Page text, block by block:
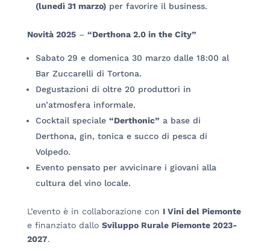
(lunedì 31 marzo)per favorire il business.
Novità 2025– “Derthona 2.0 in the City”
Sabato 29 e domenica 30 marzo dalle 18:00 al
Bar Zuccarelli di Tortona.
Degustazioni di oltre 20 produttori in
un’atmosfera informale.
Cocktail speciale “Derthonic” a base di
Derthona, gin, tonica e succo di pesca di
Volpedo.
Evento pensato per avvicinare i giovani alla
cultura del vino locale.
L’evento è in collaborazione con I Vini del Piemonte
e finanziato dallo Sviluppo Rurale Piemonte 2023-
2027.